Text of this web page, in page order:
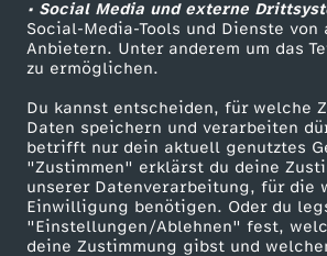
• Social Media und externe
Social-Media-Tools und Dienste von
Anbietern. Unter anderem um das
zu ermöglichen.
Du kannst entscheiden, für welche
Daten speichern und verarbeiten
betrifft nur dein aktuell genutztes
"Zustimmen" erklärst du deine
unserer Datenverarbeitung, für die
Einwilligung benötigen. Oder du
"Einstellungen/Ablehnen" fest,
deine Zustimmung gibst und
h
u
n
g
ZDF Unternehmen
Karriere
ZDF goes Schule
Werbefernsehen
Mainzelmännchen